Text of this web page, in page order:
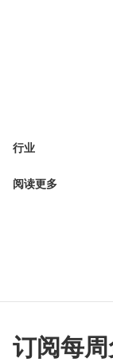
行业
阅读更多
订阅每